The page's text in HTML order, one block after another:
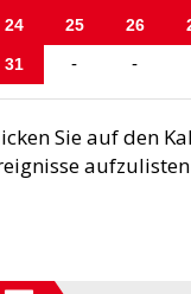
24 25 26
31 - -
Sie auf den
aufzulisten